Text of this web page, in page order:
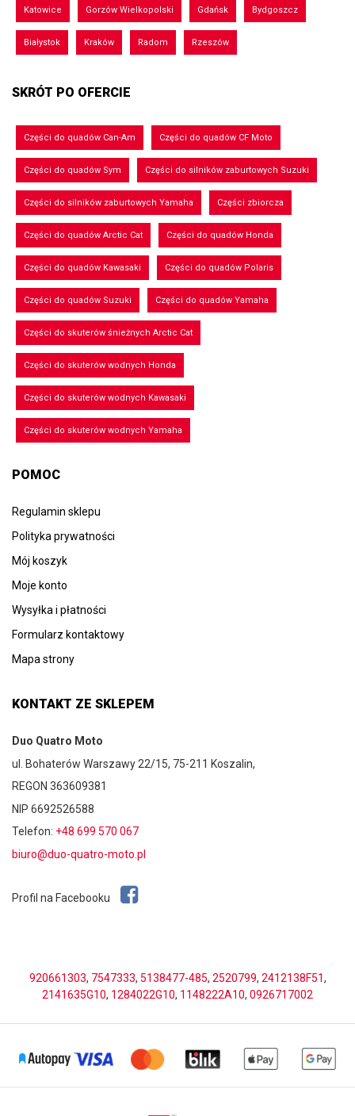
Katowice Gorzów Wielkopolski Gdańsk Bydgoszcz
Białystok Kraków Radom Rzeszów
SKRÓT PO OFERCIE
Części do quadów Can-Am Części do quadów CF Moto
Części do quadów Sym Części do silników zaburtowych Suzuki
Części do silników zaburtowych Yamaha Części zbiorcza
Części do quadów Arctic Cat Części do quadów Honda
Części do quadów Kawasaki Części do quadów Polaris
Części do quadów Suzuki Części do quadów Yamaha
Części do skuterów śnieżnych Arctic Cat
Części do skuterów wodnych Honda
Części do skuterów wodnych Kawasaki
Części do skuterów wodnych Yamaha
POMOC
Regulamin sklepu
Polityka prywatności
Mój koszyk
Moje konto
Wysyłka i płatności
Formularz kontaktowy
Mapa strony
KONTAKT ZE SKLEPEM
Duo Quatro Moto
ul. Bohaterów Warszawy 22/15, 75-211 Koszalin,
REGON 363609381
NIP 6692526588
Telefon: +48 699 570 067
biuro@duo-quatro-moto.pl
Profil na Facebooku
920661303, 7547333, 5138477-485, 2520799, 2412138F51,
2141635G10, 1284022G10, 1148222A10, 0926717002